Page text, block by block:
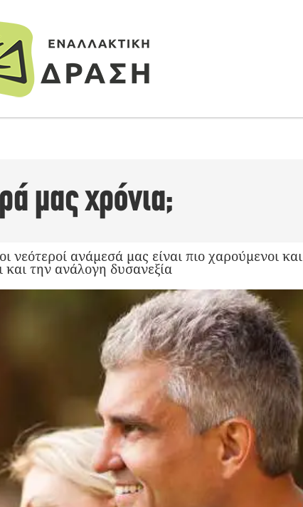
μας χρόνια;
νεότεροί ανάμεσά μας είναι πιο χαρούμενοι και
και την ανάλογη δυσανεξία